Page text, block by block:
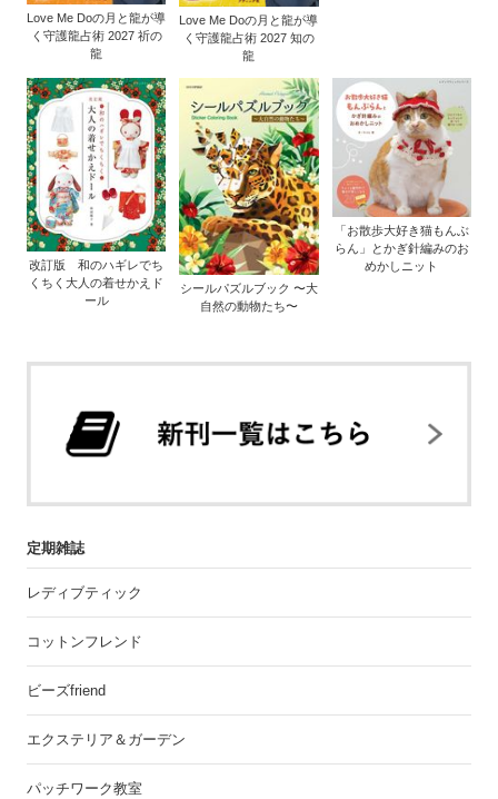
Love Me Doの月と龍が導
く守護龍占術 2027 祈の
龍
Love Me Doの月と龍が導
く守護龍占術 2027 知の
龍
改訂版 和のハギレでち
くちく大人の着せかえド
ール
シールパズルブック 〜大
自然の動物たち〜
「お散歩大好き猫もんぶ
らん」とかぎ針編みのお
めかしニット
定期雑誌
レディブティック
コットンフレンド
ビーズfriend
エクステリア＆ガーデン
パッチワーク教室